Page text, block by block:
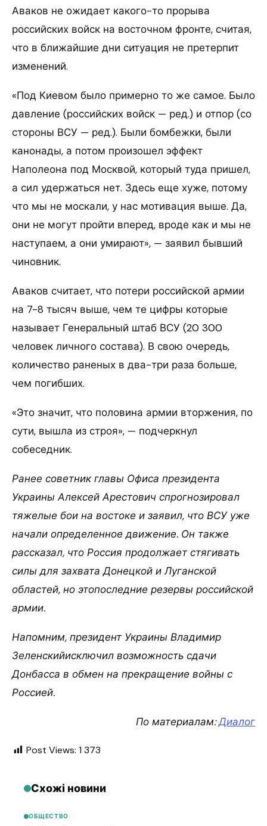
Аваков не ожидает какого-то прорыва
российских войск на восточном фронте, считая,
что в ближайшие дни ситуация не претерпит
изменений.
«Под Киевом было примерно то же самое. Было
давление (российских войск — ред.) и отпор (со
стороны ВСУ — ред.). Были бомбежки, были
канонады, а потом произошел эффект
Наполеона под Москвой, который туда пришел,
а сил удержаться нет. Здесь еще хуже, потому
что мы не москали, у нас мотивация выше. Да,
они не могут пройти вперед, вроде как и мы не
наступаем, а они умирают», — заявил бывший
чиновник.
Аваков считает, что потери российской армии
на 7-8 тысяч выше, чем те цифры которые
называет Генеральный штаб ВСУ (20 300
человек личного состава). В свою очередь,
количество раненых в два-три раза больше,
чем погибших.
«Это значит, что половина армии вторжения, по
сути, вышла из строя», — подчеркнул
собеседник.
Ранее советник главы Офиса президента
Украины Алексей Арестович спрогнозировал
тяжелые бои на востоке и заявил, что ВСУ уже
начали определенное движение. Он также
рассказал, что Россия продолжает стягивать
силы для захвата Донецкой и Луганской
областей, но этопоследние резервы российской
армии.
Напомним, президент Украины Владимир
Зеленскийисключил возможность сдачи
Донбасса в обмен на прекращение войны с
Россией.
По материалам:Диалог
Post Views: 1 373
Схожі новини
ОБЩЕСТВО